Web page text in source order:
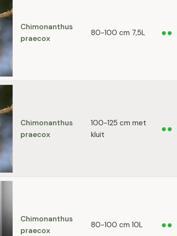
Chimonanthus
praecox
80-100 cm 7,5L
Chimonanthus
praecox
100-125 cm met
kluit
Chimonanthus
praecox
80-100 cm 10L